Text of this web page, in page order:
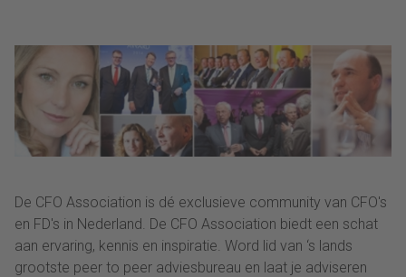
De CFO Association is dé exclusieve community van CFO's
en FD's in Nederland. De CFO Association biedt een schat
aan ervaring, kennis en inspiratie. Word lid van ‘s lands
grootste peer to peer adviesbureau en laat je adviseren